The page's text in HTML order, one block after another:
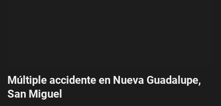
Deportes
Múltiple accidente en Nueva Guadalupe,
San Miguel